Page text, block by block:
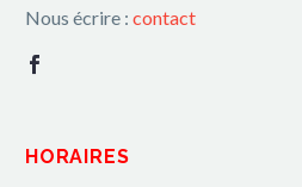
Nous écrire : contact
HORAIRES